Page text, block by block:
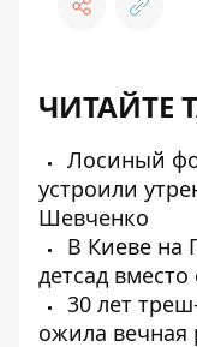
ЧИТАЙТЕ
Лосиный
устроили
Шевченко
В Киеве на
детсад
30 лет
ожила вечная